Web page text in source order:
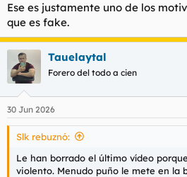
Ese es justamente uno de los
que es fake.
Tauelaytal
Forero del todo a cien
30 Jun 2026
Slk rebuznó:
Le han borrado el último vídeo
violento. Menudo puño le mete en la